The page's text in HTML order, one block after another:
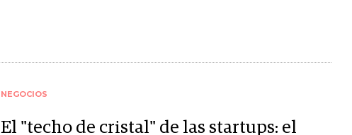
NEGOCIOS
El "techo de cristal" de las startups: el